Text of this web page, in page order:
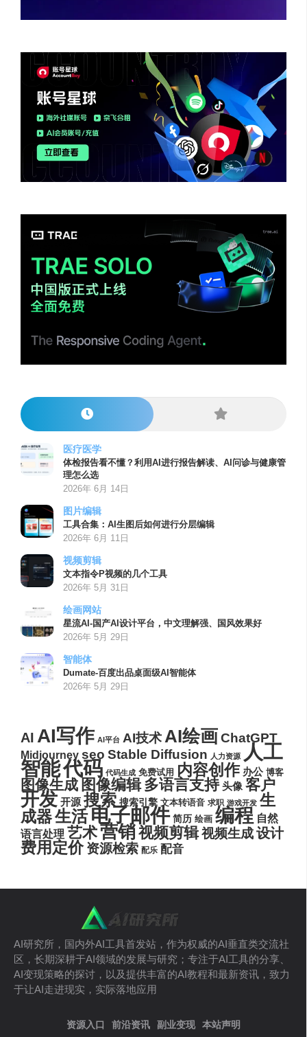
医疗医学
体检报告看不懂？利用AI进行报告解读、AI问诊与健康管
理怎么选
2026年 6月 14日
图片编辑
工具合集：AI生图后如何进行分层编辑
2026年 6月 11日
视频剪辑
文本指令P视频的几个工具
2026年 5月 31日
绘画网站
星流AI-国产AI设计平台，中文理解强、国风效果好
2026年 5月 29日
智能体
Dumate-百度出品桌面级AI智能体
2026年 5月 29日
AI AI写作 AI平台 AI技术AI绘画ChatGPT
Midjourney seo Stable Diffusion 人力资源 人工
智能代码 代码生成 免费试用 内容创作 办公 博客
图像生成 图像编辑 多语言支持 头像 客户
开发 开源 搜索 搜索引擎 文本转语音 求职 游戏开发 生
成器生活电子邮件 简历 绘画 编程 自然
语言处理 艺术营销视频剪辑视频生成设计
费用定价 资源检索 配乐 配音
AI研究所，国内外AI工具首发站，作为权威的AI垂直类交流社
区，长期深耕于AI领域的发展与研究；专注于AI工具的分享、
AI变现策略的探讨，以及提供丰富的AI教程和最新资讯，致力
于让AI走进现实，实际落地应用
资源入口 前沿资讯 副业变现 本站声明